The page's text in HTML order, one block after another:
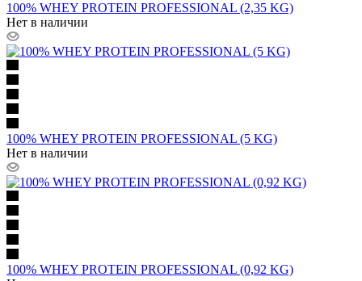
100% WHEY PROTEIN PROFESSIONAL (2,35 KG)
Нет в наличии
100% WHEY PROTEIN PROFESSIONAL (5 KG)
Нет в наличии
100% WHEY PROTEIN PROFESSIONAL (0,92 KG)